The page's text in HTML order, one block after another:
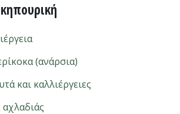
(ανάρσια)
και καλλιέργειες